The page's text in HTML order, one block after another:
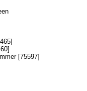
[75597]